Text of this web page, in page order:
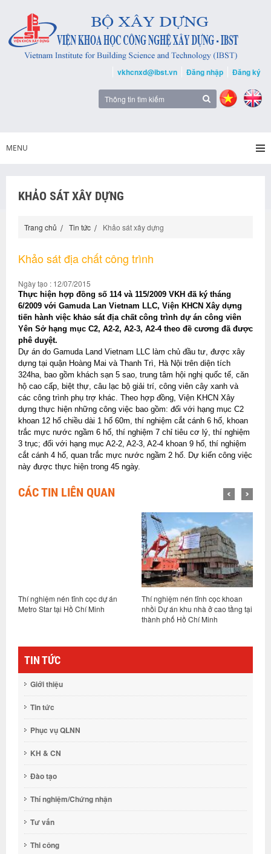
vkhcnxd@ibst.vn Đăng nhập Đăng ký
MENU
KHẢO SÁT XÂY DỰNG
Trang chủ Tin tức Khảo sát xây dựng
Khảo sát địa chất công trình
Ngày tạo : 12/07/2015
Thực hiện hợp đồng số 114 và 115/2009 VKH đã ký tháng
6/2009 với Gamuda Lan Vietnam LLC, Viện KHCN Xây dựng
tiến hành việc khảo sát địa chất công trình dự án công viên
Yên Sở hạng mục C2, A2-2, A2-3, A2-4 theo đề cương đã được
phê duyệt.
Dự án do Gamuda Land Vietnam LLC làm chủ đầu tư, được xây
dựng tại quận Hoàng Mai và Thanh Trì, Hà Nội trên diện tích
324ha, bao gồm khách sạn 5 sao, trung tâm hội nghị quốc tế, căn
hộ cao cấp, biệt thự, câu lạc bộ giải trí, công viên cây xanh và
các công trình phụ trợ khác. Theo hợp đồng, Viện KHCN Xây
dựng thực hiện những công việc bao gồm: đối với hạng mục C2
khoan 12 hố chiều dài 1 hố 60m, thí nghiệm cắt cánh 6 hố, khoan
trắc mực nước ngầm 6 hố, thí nghiệm 7 chỉ tiêu cơ lý, thí nghiệm
3 trục; đối với hạng mục A2-2, A2-3, A2-4 khoan 9 hố, thí nghiệm
cắt cánh 4 hố, quan trắc mực nước ngầm 2 hố. Dự kiến công việc
này được thực hiện trong 45 ngày.
CÁC TIN LIÊN QUAN
Thí nghiệm nén tĩnh cọc dự án
Metro Star tại Hồ Chí Minh
Thí nghiệm nén tĩnh cọc khoan
nhồi Dự án khu nhà ở cao tầng tại
thành phố Hồ Chí Minh
TIN TỨC
Giới thiệu
Tin tức
Phục vụ QLNN
KH & CN
Đào tạo
Thí nghiệm/Chứng nhận
Tư vấn
Thi công